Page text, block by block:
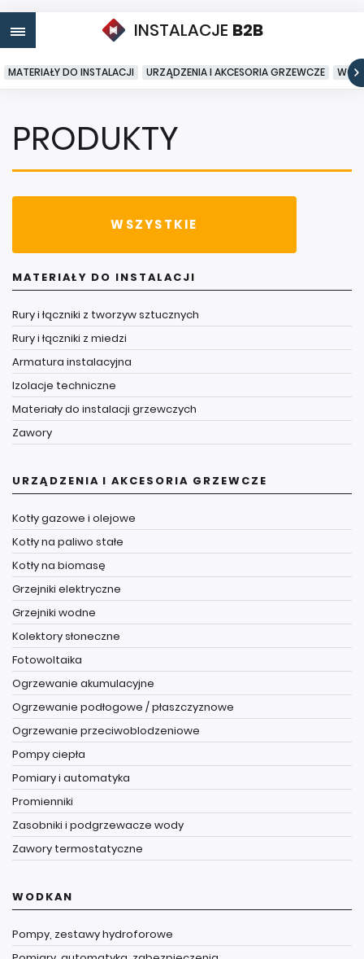
INSTALACJE B2B
MATERIAŁY DO INSTALACJI URZĄDZENIA I AKCESORIA GRZEWCZE
PRODUKTY
WSZYSTKIE
MATERIAŁY DO INSTALACJI
Rury i łączniki z tworzyw sztucznych
Rury i łączniki z miedzi
Armatura instalacyjna
Izolacje techniczne
Materiały do instalacji grzewczych
Zawory
URZĄDZENIA I AKCESORIA GRZEWCZE
Kotły gazowe i olejowe
Kotły na paliwo stałe
Kotły na biomasę
Grzejniki elektryczne
Grzejniki wodne
Kolektory słoneczne
Fotowoltaika
Ogrzewanie akumulacyjne
Ogrzewanie podłogowe / płaszczyznowe
Ogrzewanie przeciwoblodzeniowe
Pompy ciepła
Pomiary i automatyka
Promienniki
Zasobniki i podgrzewacze wody
Zawory termostatyczne
WODKAN
Pompy, zestawy hydroforowe